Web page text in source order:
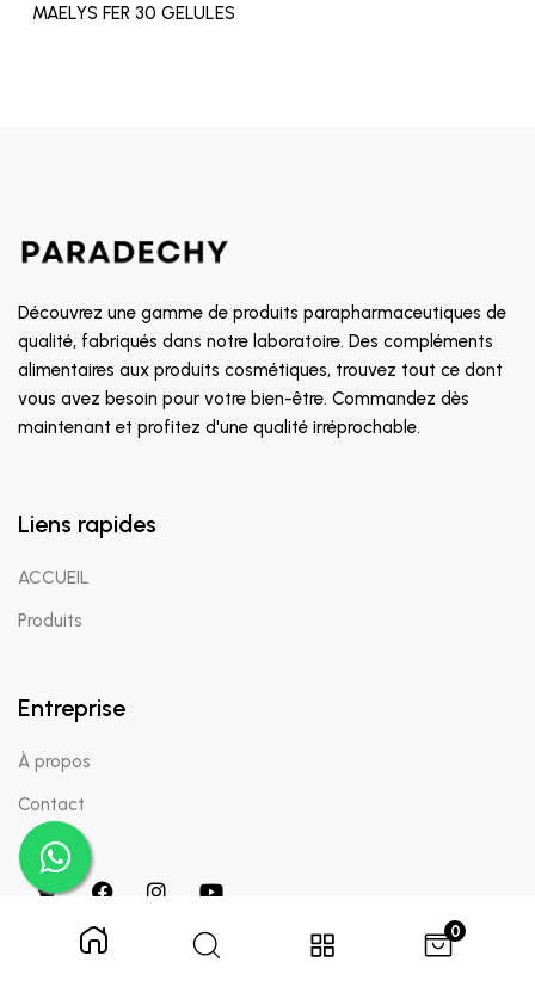
0
MAELYS FER 30 GELULES
Découvrez une gamme de produits parapharmaceutiques de
qualité, fabriqués dans notre laboratoire. Des compléments
alimentaires aux produits cosmétiques, trouvez tout ce dont
vous avez besoin pour votre bien-être. Commandez dès
maintenant et profitez d'une qualité irréprochable.
Liens rapides
ACCUEIL
Produits
Entreprise
À propos
Contact